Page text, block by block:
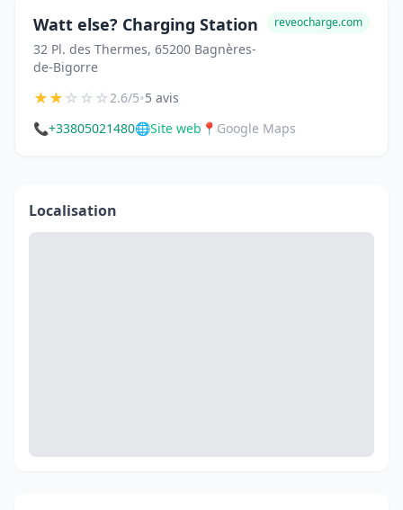
Watt else? Charging Station
32 Pl. des Thermes, 65200 Bagnères-
de-Bigorre
reveocharge.com
★★☆☆☆2.6/5•5 avis
📞+33805021480🌐Site web 📍 Google Maps
Localisation